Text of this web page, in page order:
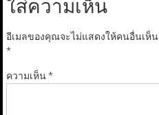
ใส่ความเห็น
อีเมลของคุณจะไม่แสดงให้คนอื่นเห็น
*
ความเห็น*